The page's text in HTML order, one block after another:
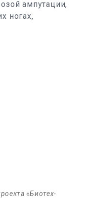
ампутации,
ногах,
«Биотех-